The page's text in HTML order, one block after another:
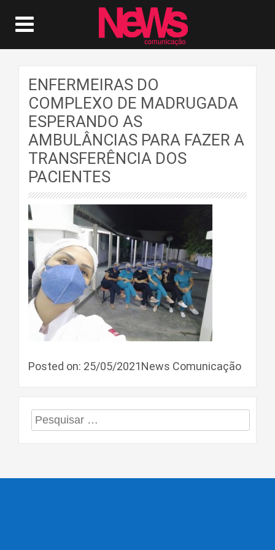
ENFERMEIRAS DO
COMPLEXO DE MADRUGADA
ESPERANDO AS
AMBULÂNCIAS PARA FAZER A
TRANSFERÊNCIA DOS
PACIENTES
Posted on: 25/05/2021News Comunicação
Pesquisar
por: